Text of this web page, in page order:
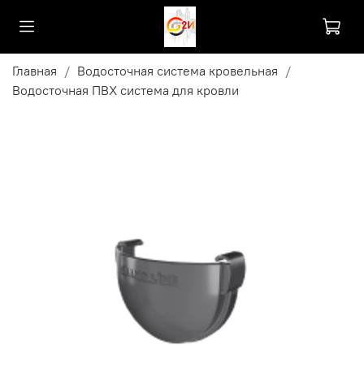
Главная
Водосточная система кровельная
Водосточная ПВХ система для кровли